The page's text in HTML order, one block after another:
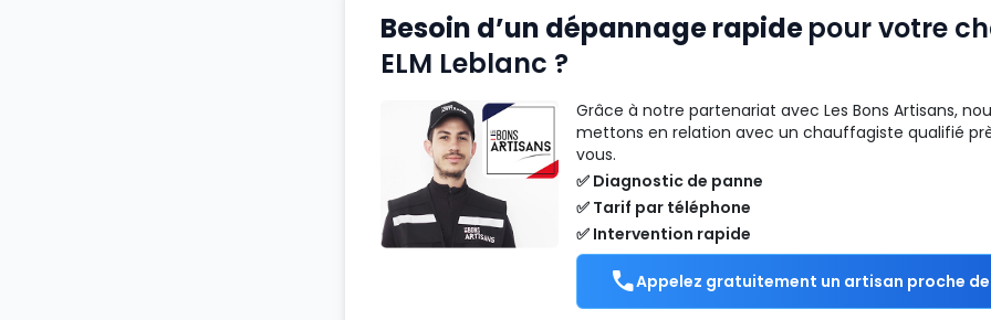
Besoin d’un dépannage rapidepour votre
ELM Leblanc ?
Grâce à notre partenariat avec Les Bons Artisans,
mettons en relation avec un chauffagiste qualifié
vous.
✅ Diagnostic de panne
✅ Tarif par téléphone
✅ Intervention rapide
Appelez gratuitement un artisan proche de